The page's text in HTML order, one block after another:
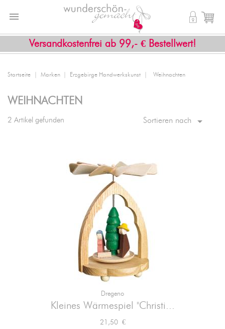
Versandkostenfrei ab 99,- € Bestellwert!
 shopping_cart

Startseite Marken Erzgebirge Handwerkskunst Weihnachten
WEIHNACHTEN
2 Artikel gefunden Sortieren nach 
Dregeno
Kleines Wärmespiel "Christi...
Preis
21,50 €